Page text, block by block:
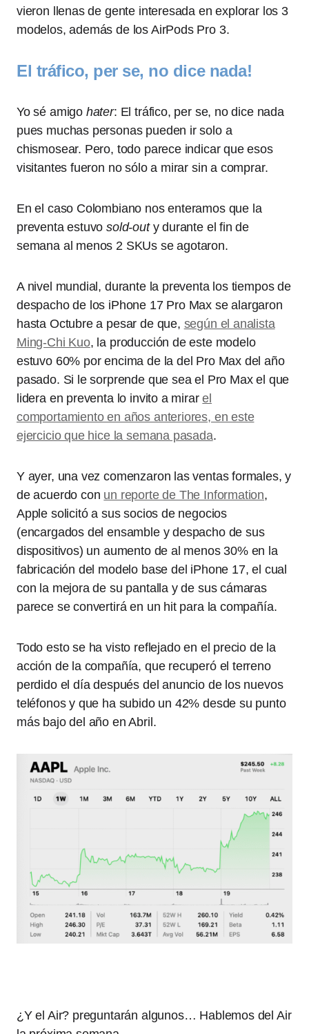
vieron llenas de gente interesada en explorar los 3
modelos, además de los AirPods Pro 3.
El tráfico, per se, no dice nada!
Yo sé amigo hater: El tráfico, per se, no dice nada
pues muchas personas pueden ir solo a
chismosear. Pero, todo parece indicar que esos
visitantes fueron no sólo a mirar sin a comprar.
En el caso Colombiano nos enteramos que la
preventa estuvosold-outy durante el fin de
semana al menos 2 SKUs se agotaron.
A nivel mundial, durante la preventa los tiempos de
despacho de los iPhone 17 Pro Max se alargaron
hasta Octubre a pesar de que, según el analista
Ming-Chi Kuo, la producción de este modelo
estuvo 60% por encima de la del Pro Max del año
pasado. Si le sorprende que sea el Pro Max el que
lidera en preventa lo invito a mirarel
comportamiento en años anteriores, en este
ejercicio que hice la semana pasada.
Y ayer, una vez comenzaron las ventas formales, y
de acuerdo con un reporte de The Information,
Apple solicitó a sus socios de negocios
(encargados del ensamble y despacho de sus
dispositivos) un aumento de al menos 30% en la
fabricación del modelo base del iPhone 17, el cual
con la mejora de su pantalla y de sus cámaras
parece se convertirá en un hit para la compañía.
Todo esto se ha visto reflejado en el precio de la
acción de la compañía, que recuperó el terreno
perdido el día después del anuncio de los nuevos
teléfonos y que ha subido un 42% desde su punto
más bajo del año en Abril.
¿Y el Air? preguntarán algunos… Hablemos del Air